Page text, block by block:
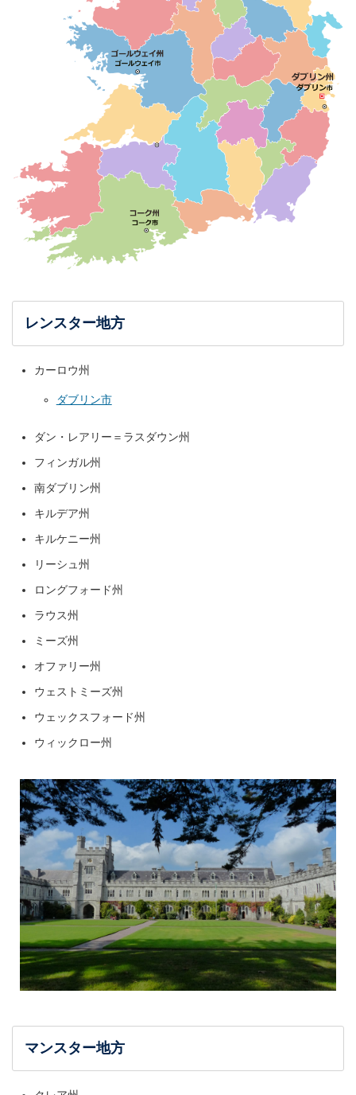
レンスター地方
カーロウ州
ダブリン市
ダン・レアリー＝ラスダウン州
フィンガル州
南ダブリン州
キルデア州
キルケニー州
リーシュ州
ロングフォード州
ラウス州
ミーズ州
オファリー州
ウェストミーズ州
ウェックスフォード州
ウィックロー州
マンスター地方